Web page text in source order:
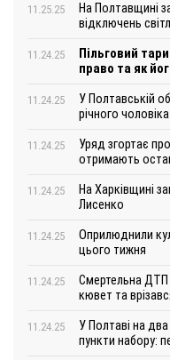
11.25.25
На Полтавщині
відключень
11.24.25
Пільговий
право та як
11.24.25
У Полтавській
річного чоловіка
11.24.25
Уряд згортає
отримають
11.24.25
На Харківщині
Лисенко
11.24.25
Оприлюднили
цього тижня
11.24.25
Смертельна ДТП
кювет та
11.24.25
У Полтаві на
пункти набору: